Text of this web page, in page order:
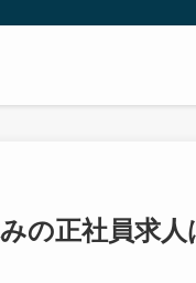
の正社員求